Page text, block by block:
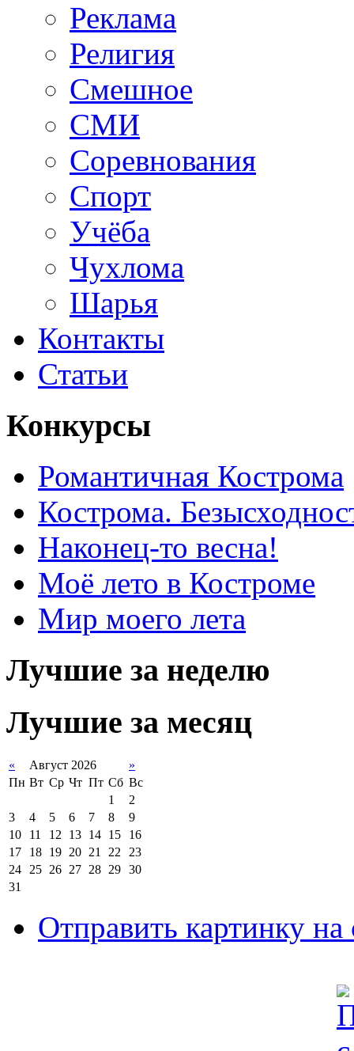
Реклама
Религия
Смешное
СМИ
Соревнования
Спорт
Учёба
Чухлома
Шарья
Контакты
Статьи
Конкурсы
Романтичная Кострома
Кострома.
Наконец-то весна!
Моё лето в Костроме
Мир моего лета
Лучшие за неделю
Лучшие за месяц
« Август 2026
»
Пн Вт Ср Чт Пт Сб Вс
1
2
3
4 5 6 7 8
9
10
11 12 13 14 15
16
17
18 19 20 21 22
23
24
25 26 27 28 29 30
31
Отправить картинку на